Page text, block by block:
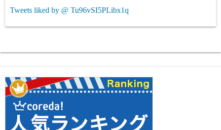
Tweets liked by @ Tu96vSI5PLibx1q